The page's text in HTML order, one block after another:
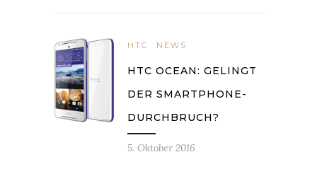
HTC NEWS
HTC OCEAN: GELINGT
DER SMARTPHONE-
DURCHBRUCH?
5. Oktober 2016